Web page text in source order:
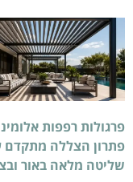
אלומיניום –
מתקדם עם
ובצל